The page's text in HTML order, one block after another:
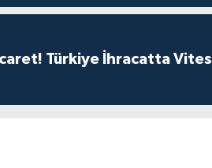
Türkiye İhracatta Vites